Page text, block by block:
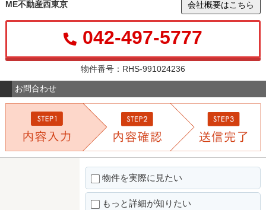
ME不動産西東京 会社概要はこちら
042-497-5777
物件番号：RHS-991024236
お問合わせ
物件を実際に見たい
もっと詳細が知りたい